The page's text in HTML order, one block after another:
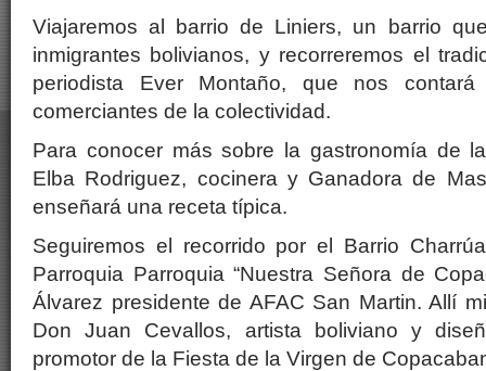
Viajaremos al barrio de Liniers, un barrio
inmigrantes bolivianos, y recorreremos el
periodista Ever Montaño, que nos
comerciantes de la colectividad.
Para conocer más sobre la gastronomía de
Elba Rodriguez, cocinera y Ganadora de
enseñará una receta típica.
Seguiremos el recorrido por el Barrio
Parroquia Parroquia “Nuestra Señora de
Álvarez presidente de AFAC San Martin. Allí
Don Juan Cevallos, artista boliviano y
promotor de la Fiesta de la Virgen de